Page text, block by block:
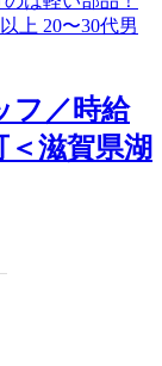
フ／時給
＜滋賀県湖